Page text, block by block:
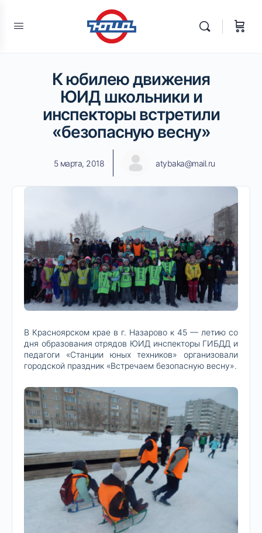
К юбилею движения
ЮИД школьники и
инспекторы встретили
«безопасную весну»
5 марта, 2018 atybaka@mail.ru
В Красноярском крае в г. Назарово к 45 — летию со
дня образования отрядов ЮИД инспекторы ГИБДД и
педагоги «Станции юных техников» организовали
городской праздник «Встречаем безопасную весну».